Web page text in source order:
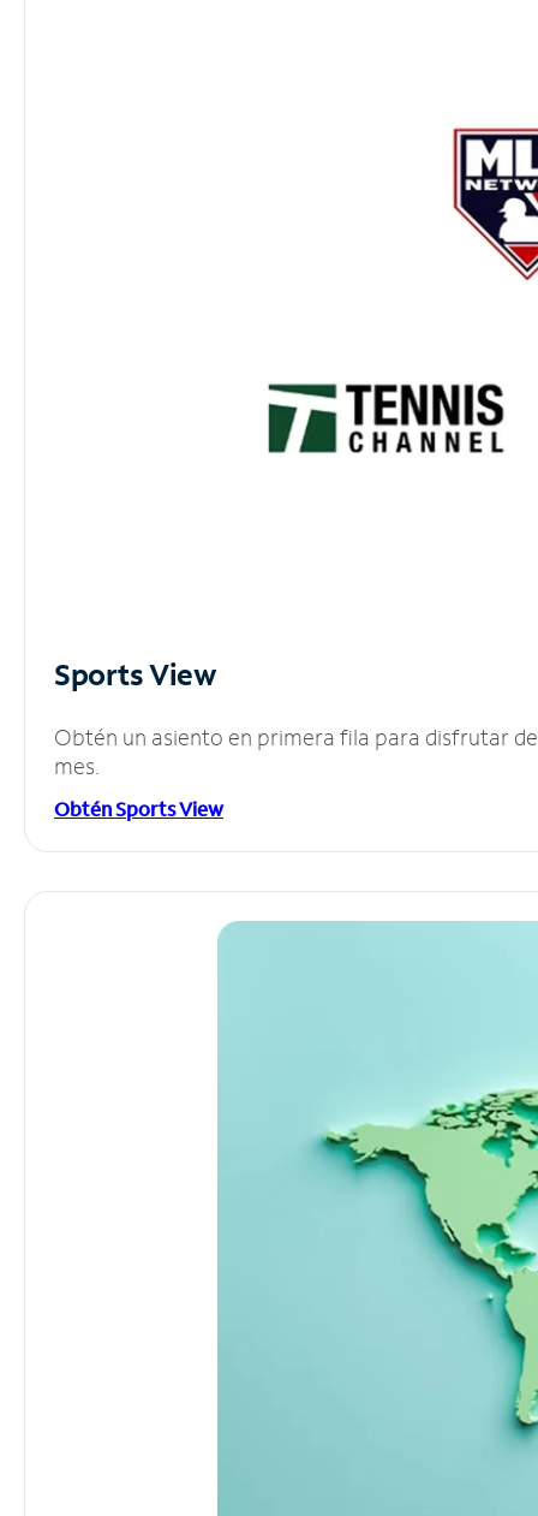
Sports View
Obtén un asiento en primera fila para disfrutar
mes.
Obtén Sports View